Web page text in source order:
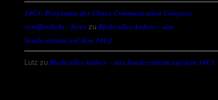
34C3: Programm des Chaos Communication Congress
veröffentlicht - News zu Bleibt alles Anders – das
Sendezentrum auf dem 34C3
Lutz zu Bleibt alles Anders – das Sendezentrum auf dem 34C3